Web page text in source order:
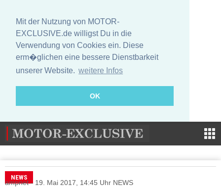
Mit der Nutzung von MOTOR-
EXCLUSIVE.de willigst Du in die
Verwendung von Cookies ein. Diese
erm�glichen eine bessere Dienstbarkeit
unserer Website. weitere Infos
OK
NEWS
ampnet - 19. Mai 2017, 14:45 Uhr NEWS